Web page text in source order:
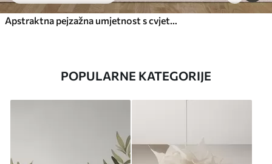
Apstraktna pejzažna umjetnost s cvjetnom granom i bijelim cvjetovima koji vise iznad jezera, nježne pastelne boje
POPULARNE KATEGORIJE